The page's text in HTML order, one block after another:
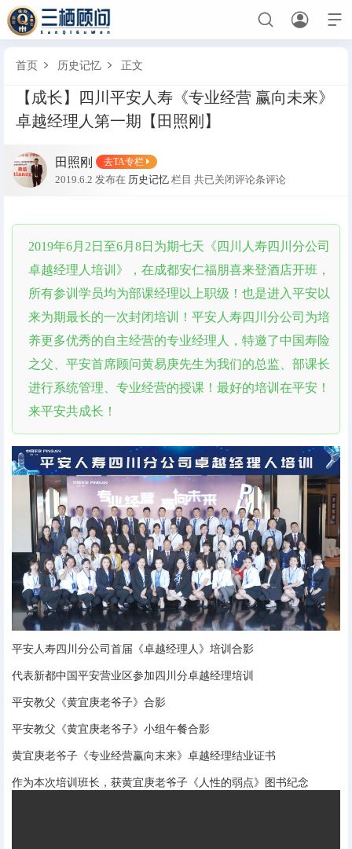



首页
诉讼
三栖导航
保险考试 生日快乐 幸运抽奖 早会点名 私密
首页  历史记忆  正文
【成长】四川平安人寿《专业经营 赢向未来》
卓越经理人第一期【田照刚】
田照刚 去TA专栏
2019.6.2 发布在 历史记忆 栏目 共已关闭评论条评论
2019年6月2日至6月8日为期七天《四川人寿四川分公司
卓越经理人培训》，在成都安仁福朋喜来登酒店开班，
所有参训学员均为部课经理以上职级！也是进入平安以
来为期最长的一次封闭培训！平安人寿四川分公司为培
养更多优秀的自主经营的专业经理人，特邀了中国寿险
之父、平安首席顾问黄易庚先生为我们的总监、部课长
进行系统管理、专业经营的授课！最好的培训在平安！
来平安共成长！
平安人寿四川分公司首届《卓越经理人》培训合影
代表新都中国平安营业区参加四川分卓越经理培训
平安教父《黄宜庚老爷子》合影
平安教父《黄宜庚老爷子》小组午餐合影
黄宜庚老爷子《专业经营赢向末来》卓越经理结业证书
作为本次培训班长，获黄宜庚老爷子《人性的弱点》图书纪念